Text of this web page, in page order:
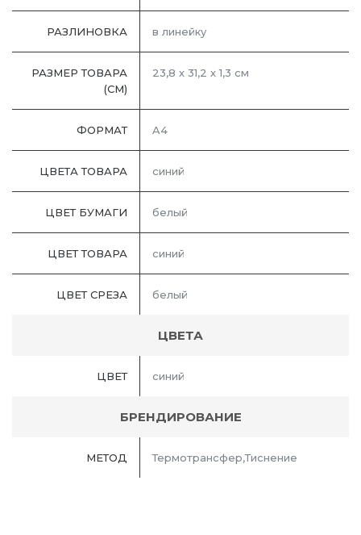
РАЗЛИНОВКА в линейку
РАЗМЕР ТОВАРА
(СМ)
23,8 х 31,2 х 1,3 см
ФОРМАТ A4
ЦВЕТА ТОВАРА синий
ЦВЕТ БУМАГИ белый
ЦВЕТ ТОВАРА синий
ЦВЕТ СРЕЗА белый
ЦВЕТА
ЦВЕТ синий
БРЕНДИРОВАНИЕ
МЕТОД Термотрансфер,Тиснение